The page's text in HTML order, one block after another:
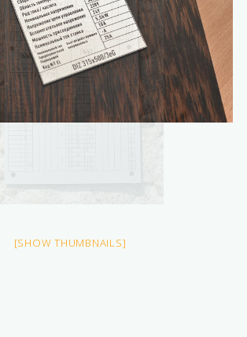
[SHOW THUMBNAILS]